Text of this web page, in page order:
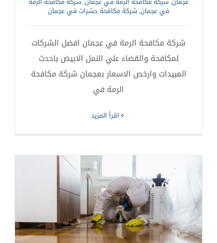
في عجمان,شركة مكافحة حشرات في عجمان
شركة مكافحة الرمة في عجمان افضل الشركات
لمكافحة والقضاء علي النمل الابيض باحدث
المبيدات وارخص الاسعار بعجمان شركة مكافحة
الرمة في